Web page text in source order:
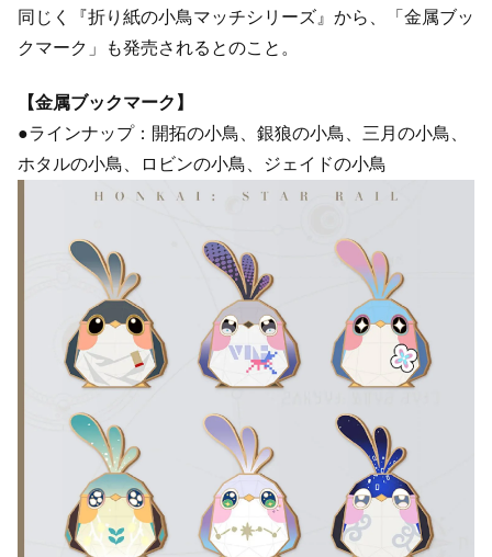
同じく『折り紙の小鳥マッチシリーズ』から、「金属ブッ
クマーク」も発売されるとのこと。
【金属ブックマーク】
●ラインナップ：開拓の小鳥、銀狼の小鳥、三月の小鳥、
ホタルの小鳥、ロビンの小鳥、ジェイドの小鳥